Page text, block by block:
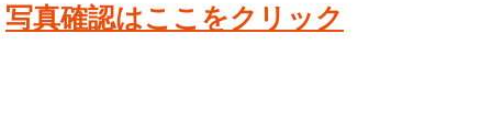
​写真確認はここをクリック